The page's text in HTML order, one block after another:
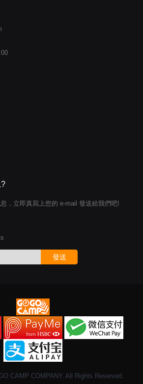
，立即真寫上您的 e-mail 發送給我們吧!
發送
CAMP COMPANY. All Rights Reserved.